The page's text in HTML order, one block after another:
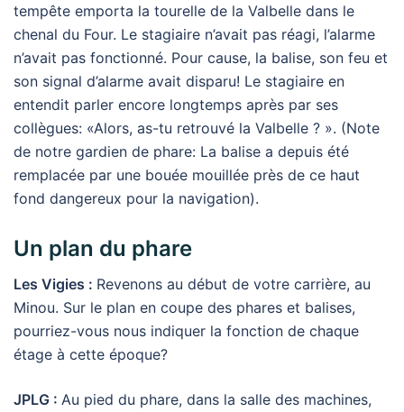
tempête emporta la tourelle de la Valbelle dans le
chenal du Four. Le stagiaire n’avait pas réagi, l’alarme
n’avait pas fonctionné. Pour cause, la balise, son feu et
son signal d’alarme avait disparu! Le stagiaire en
entendit parler encore longtemps après par ses
collègues: «Alors, as-tu retrouvé la Valbelle ? ». (Note
de notre gardien de phare: La balise a depuis été
remplacée par une bouée mouillée près de ce haut
fond dangereux pour la navigation).
Un plan du phare
Les Vigies : Revenons au début de votre carrière, au
Minou. Sur le plan en coupe des phares et balises,
pourriez-vous nous indiquer la fonction de chaque
étage à cette époque?
JPLG : Au pied du phare, dans la salle des machines,